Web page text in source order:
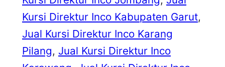
Kursi Direktur Inco Kabupaten Garut
Jual Kursi Direktur Inco Karang
Pilang, Jual Kursi Direktur Inco